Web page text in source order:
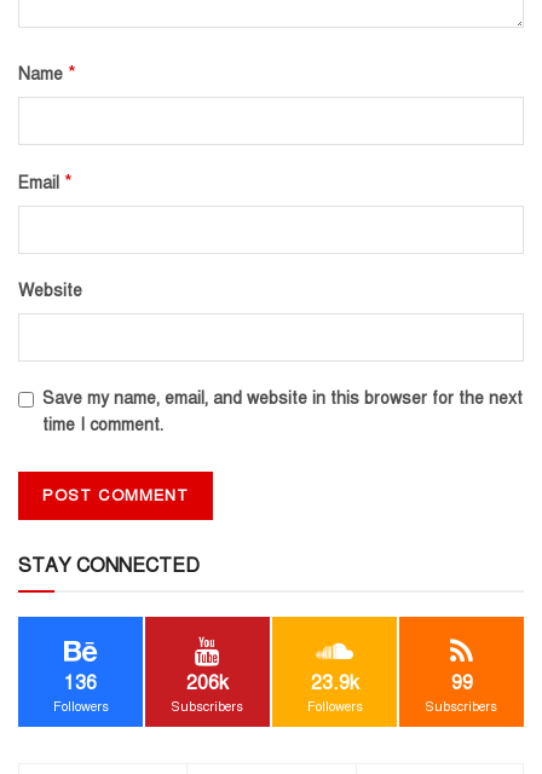
Name *
Email *
Website
Save my name, email, and website in this browser for the next
time I comment.
STAY CONNECTED
136
Followers
206k
Subscribers
23.9k
Followers
99
Subscribers